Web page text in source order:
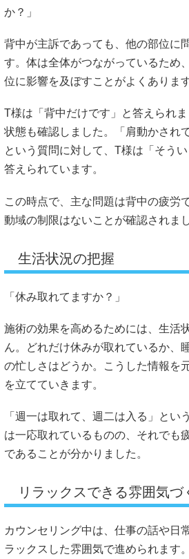
か？」
背中が主訴であっても、他の部位に
す。体は全体がつながっているため
位に影響を及ぼすことがよくあります
T様は「背中だけです」と答えられ
状態も確認しました。「肩動かされ
という質問に対して、T様は「そう
答えられています。
この時点で、主な問題は背中の疲労
動域の制限はないことが確認されまし
生活状況の把握
「休み取れてますか？」
施術の効果を高めるためには、生活
ん。どれだけ休みが取れているか、
の忙しさはどうか。こうした情報を
を立てていきます。
「週一は取れて、週二は入る」とい
は一応取れているものの、それでも
であることが分かりました。
リラックスできる雰囲気づ
カウンセリング中は、仕事の話や日
ラックスした雰囲気で進められます。